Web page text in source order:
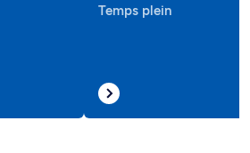
Temps plein